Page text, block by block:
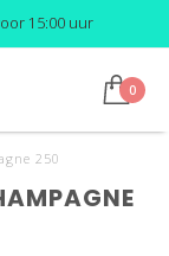
15:00 uur
0
250